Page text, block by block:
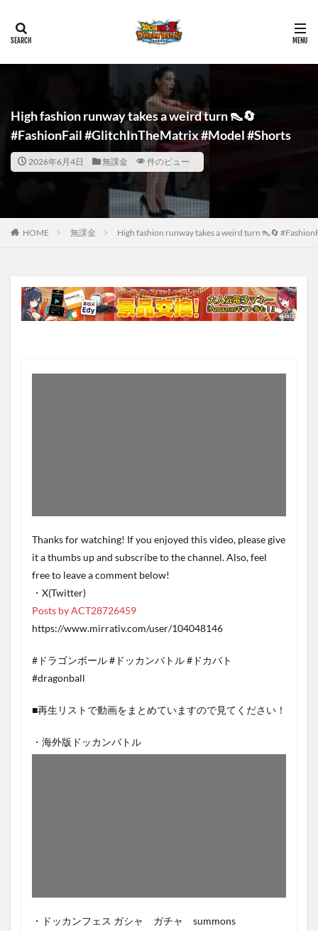
High fashion runway takes a weird turn 👠🔄
#FashionFail #GlitchInTheMatrix #Model #Shorts
2026年6月4日 無課金 件のビュー
HOME 無課金 High fashion runway takes a weird turn 👠🔄
Thanks for watching! If you enjoyed this video, please give
it a thumbs up and subscribe to the channel. Also, feel
free to leave a comment below!
・X(Twitter)
Posts by ACT28726459
https://www.mirrativ.com/user/104048146
#ドラゴンボール #ドッカンバトル #ドカバト
#dragonball
■再生リストで動画をまとめていますので見てください！
・海外版ドッカンバトル
・ドッカンフェス ガシャ ガチャ summons